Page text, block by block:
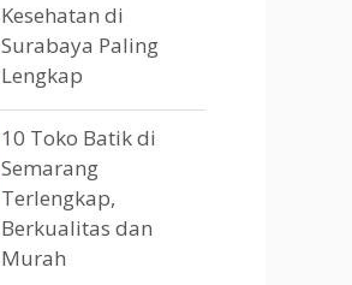
Kesehatan di
Surabaya Paling
Lengkap
10 Toko Batik di
Semarang
Terlengkap,
Berkualitas dan
Murah